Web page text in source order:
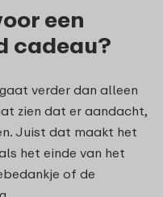
een
cadeau?
verder dan alleen
zien dat er aandacht,
Juist dat maakt het
het einde van het
of de